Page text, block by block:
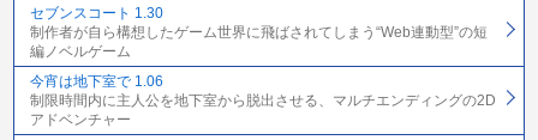
セブンスコート 1.30
制作者が自ら構想したゲーム世界に飛ばされてしまう“Web連動型”の短
編ノベルゲーム
今宵は地下室で 1.06
制限時間内に主人公を地下室から脱出させる、マルチエンディングの2D
アドベンチャー